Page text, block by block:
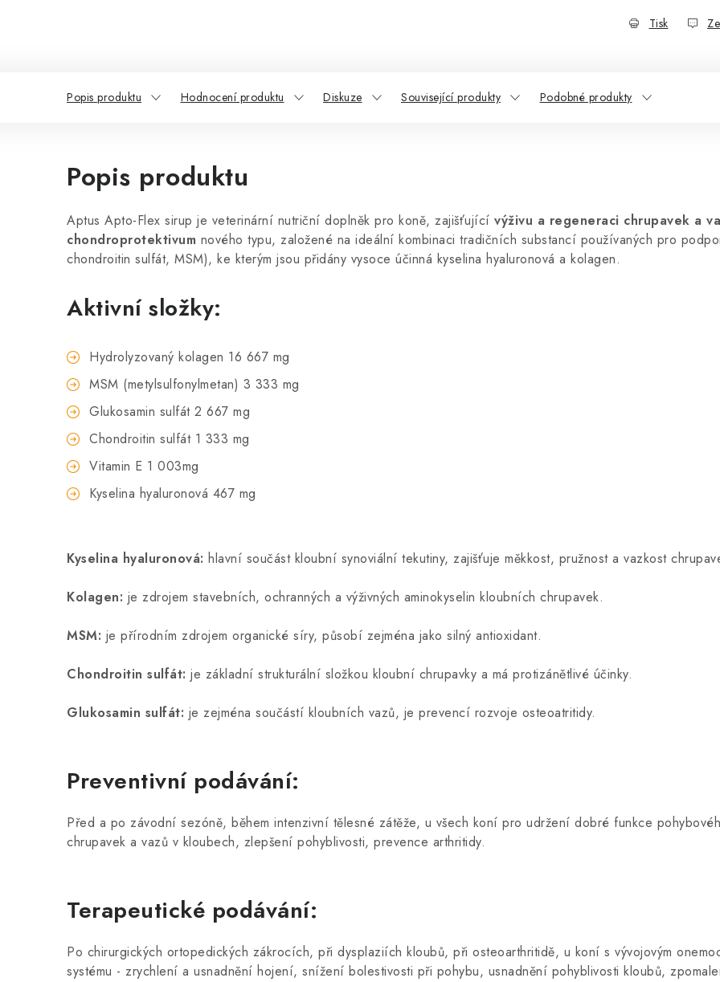
Tisk
Popis produktu Hodnocení produktu Diskuze Související produkty Podobné produkty
Popis produktu
Aptus Apto-Flex sirup je veterinární nutriční doplněk pro koně, zajišťující výživu a regeneraci chrupavek a
chondroprotektivum nového typu, založené na ideální kombinaci tradičních substancí používaných pro
chondroitin sulfát, MSM), ke kterým jsou přidány vysoce účinná kyselina hyaluronová a kolagen.
Aktivní složky:
Hydrolyzovaný kolagen 16 667 mg
MSM (metylsulfonylmetan) 3 333 mg
Glukosamin sulfát 2 667 mg
Chondroitin sulfát 1 333 mg
Vitamin E 1 003mg
Kyselina hyaluronová 467 mg
Kyselina hyaluronová: hlavní součást kloubní synoviální tekutiny, zajišťuje měkkost, pružnost a vazkost
Kolagen: je zdrojem stavebních, ochranných a výživných aminokyselin kloubních chrupavek.
MSM: je přírodním zdrojem organické síry, působí zejména jako silný antioxidant.
Chondroitin sulfát: je základní strukturální složkou kloubní chrupavky a má protizánětlivé účinky.
Glukosamin sulfát: je zejména součástí kloubních vazů, je prevencí rozvoje osteoatritidy.
Preventivní podávání:
Před a po závodní sezóně, během intenzivní tělesné zátěže, u všech koní pro udržení dobré funkce
chrupavek a vazů v kloubech, zlepšení pohyblivosti, prevence arthritidy.
Terapeutické podávání:
Po chirurgických ortopedických zákrocích, při dysplaziích kloubů, při osteoarthritidě, u koní s vývojovým
systému - zrychlení a usnadnění hojení, snížení bolestivosti při pohybu, usnadnění pohyblivosti kloubů,